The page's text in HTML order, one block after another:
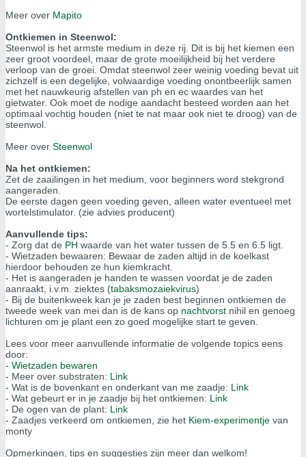
Meer over Mapito
Ontkiemen in Steenwol:
Steenwol is het armste medium in deze rij. Dit is bij het kiemen een
zeer groot voordeel, maar de grote moeilijkheid bij het verdere
verloop van de groei. Omdat steenwol zeer weinig voeding bevat uit
zichzelf is een degelijke, volwaardige voeding onontbeerlijk samen
met het nauwkeurig afstellen van ph en ec waardes van het
gietwater. Ook moet de nodige aandacht besteed worden aan het
optimaal vochtig houden (niet te nat maar ook niet te droog) van de
steenwol.
Meer over Steenwol
Na het ontkiemen:
Zet de zaailingen in het medium, voor beginners word stekgrond
aangeraden.
De eerste dagen geen voeding geven, alleen water eventueel met
wortelstimulator. (zie advies producent)
Aanvullende tips:
- Zorg dat de PH waarde van het water tussen de 5.5 en 6.5 ligt.
- Wietzaden bewaaren: Bewaar de zaden altijd in de koelkast
hierdoor behouden ze hun kiemkracht.
- Het is aangeraden je handen te wassen voordat je de zaden
aanraakt, i.v.m. ziektes (tabaksmozaiekvirus)
- Bij de buitenkweek kan je je zaden best beginnen ontkiemen de
tweede week van mei dan is de kans op nachtvorst nihil en genoeg
lichturen om je plant een zo goed mogelijke start te geven.
Lees voor meer aanvullende informatie de volgende topics eens
door:
- Wietzaden bewaren
- Meer over substraten: Link
- Wat is de bovenkant en onderkant van me zaadje: Link
- Wat gebeurt er in je zaadje bij het ontkiemen: Link
- De ogen van de plant: Link
- Zaadjes verkeerd om ontkiemen, zie het Kiem-experimentje van
monty
Opmerkingen, tips en suggesties zijn meer dan welkom!